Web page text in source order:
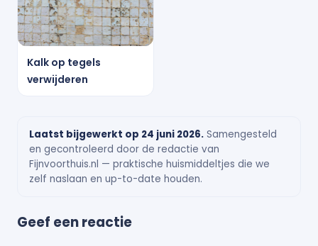
Kalk op tegels
verwijderen
Laatst bijgewerkt op 24 juni 2026. Samengesteld
en gecontroleerd door de redactie van
Fijnvoorthuis.nl — praktische huismiddeltjes die we
zelf naslaan en up-to-date houden.
Geef een reactie